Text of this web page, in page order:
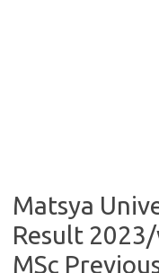
Matsya
Result
MSc